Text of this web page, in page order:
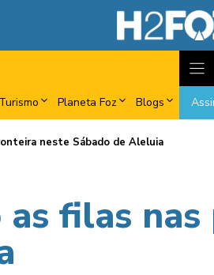
Planeta Foz Blogs
neste Sábado de Aleluia
as filas